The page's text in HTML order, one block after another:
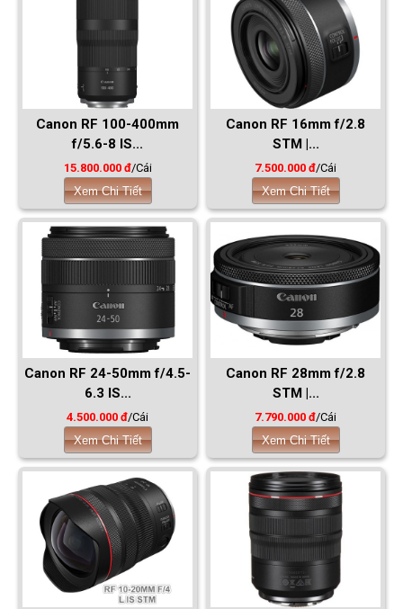
Canon RF 100-400mm
f/5.6-8 IS...
15.800.000 đ/Cái
Xem Chi Tiết
Canon RF 16mm f/2.8
STM |...
7.500.000 đ/Cái
Xem Chi Tiết
Canon RF 24-50mm f/4.5-
6.3 IS...
4.500.000 đ/Cái
Xem Chi Tiết
Canon RF 28mm f/2.8
STM |...
7.790.000 đ/Cái
Xem Chi Tiết